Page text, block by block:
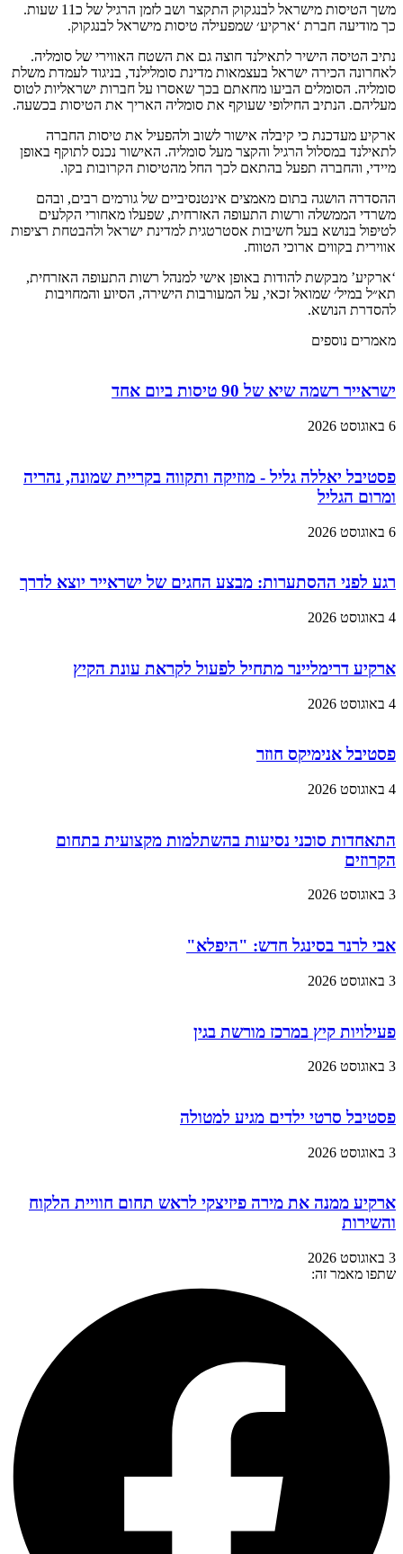
משך הטיסות מישראל לבנגקוק התקצר ושב לזמן הרגיל של כ11 שעות.
כך מודיעה חברת ‘ארקיע׳ שמפעילה טיסות מישראל לבנגקוק.
נתיב הטיסה הישיר לתאילנד חוצה גם את השטח האווירי של סומליה.
לאחרונה הכירה ישראל בעצמאות מדינת סומלילנד, בניגוד לעמדת משלת
סומליה. הסומלים הביעו מחאתם בכך שאסרו על חברות ישראליות לטוס
מעליהם. הנתיב החילופי שעוקף את סומליה האריך את הטיסות בכשעה.
ארקיע מעדכנת כי קיבלה אישור לשוב ולהפעיל את טיסות החברה
לתאילנד במסלול הרגיל והקצר מעל סומליה. האישור נכנס לתוקף באופן
מיידי, והחברה תפעל בהתאם לכך החל מהטיסות הקרובות בקו.
ההסדרה הושגה בתום מאמצים אינטנסיביים של גורמים רבים, ובהם
משרדי הממשלה ורשות התעופה האזרחית, שפעלו מאחורי הקלעים
לטיפול בנושא בעל חשיבות אסטרטגית למדינת ישראל ולהבטחת רציפות
אווירית בקווים ארוכי הטווח.
‘ארקיע’ מבקשת להודות באופן אישי למנהל רשות התעופה האזרחית,
תא״ל במיל׳ שמואל זכאי, על המעורבות הישירה, הסיוע והמחויבות
להסדרת הנושא.
מאמרים נוספים
ישראייר רשמה שיא של 90 טיסות ביום אחד
6 באוגוסט 2026
פסטיבל יאללה גליל - מוזיקה ותקווה בקריית שמונה, נהריה
ומרום הגליל
6 באוגוסט 2026
רגע לפני ההסתערות: מבצע החגים של ישראייר יוצא לדרך
4 באוגוסט 2026
ארקיע דרימליינר מתחיל לפעול לקראת עונת הקיץ
4 באוגוסט 2026
פסטיבל אנימיקס חוזר
4 באוגוסט 2026
התאחדות סוכני נסיעות בהשתלמות מקצועית בתחום
הקרוזים
3 באוגוסט 2026
אבי לרנר בסינגל חדש: "היפלא"
3 באוגוסט 2026
פעילויות קיץ במרכז מורשת בגין
3 באוגוסט 2026
פסטיבל סרטי ילדים מגיע למטולה
3 באוגוסט 2026
ארקיע ממנה את מירה פיזיצקי לראש תחום חוויית הלקוח
והשירות
3 באוגוסט 2026
שתפו מאמר זה: